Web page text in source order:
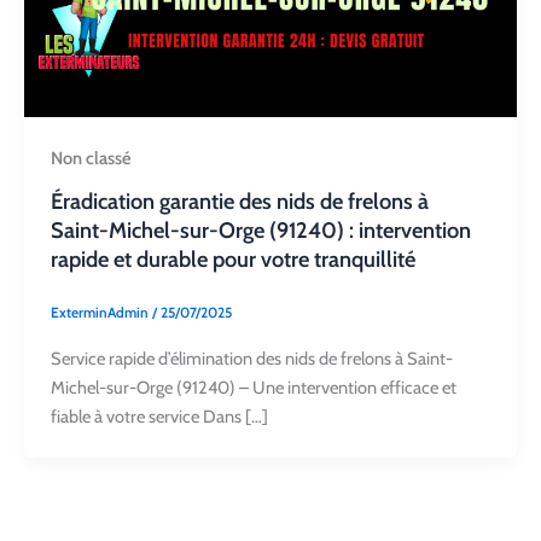
Non classé
Éradication garantie des nids de frelons à
Saint-Michel-sur-Orge (91240) : intervention
rapide et durable pour votre tranquillité
ExterminAdmin /25/07/2025
Service rapide d’élimination des nids de frelons à Saint-
Michel-sur-Orge (91240) – Une intervention efficace et
fiable à votre service Dans […]